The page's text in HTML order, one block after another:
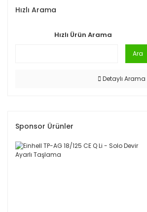
Hızlı Arama
Hızlı Ürün Arama
Ara
Detaylı Arama
Sponsor Ürünler